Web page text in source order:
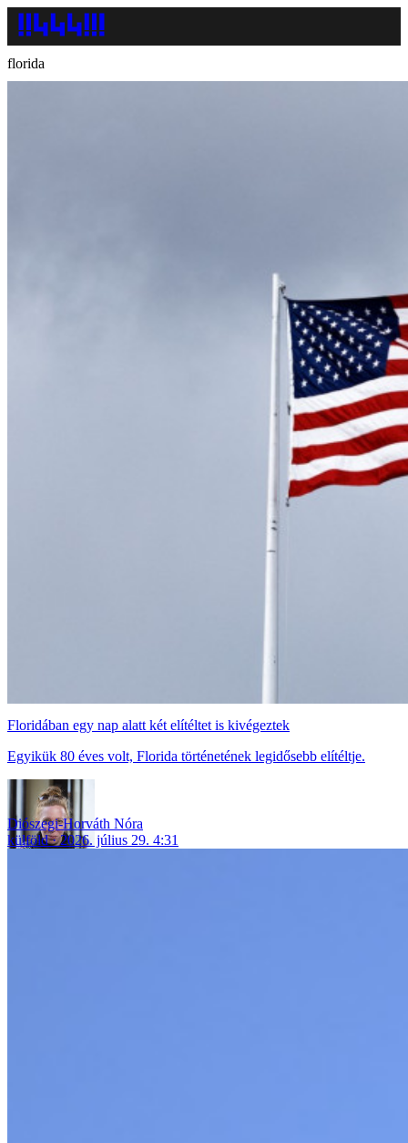
florida
Floridában egy nap alatt két elítéltet is kivégeztek
Egyikük 80 éves volt, Florida történetének legidősebb elítéltje.
Diószegi-Horváth Nóra
külföld
2026. július 29. 4:31